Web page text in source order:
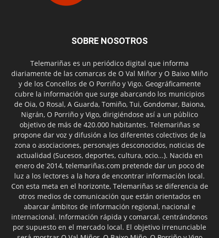
SOBRE NOSOTROS
Telemariñas es un periódico digital que informa
diariamente de las comarcas de O Val Miñor y O Baixo Miño
y de los Concellos de O Porriño y Vigo. Geográficamente
cubre la información que surge abarcando los municipios
de Oia, O Rosal, A Guarda, Tomiño, Tui, Gondomar, Baiona,
Nigrán, O Porriño y Vigo, dirigiéndose así a un público
objetivo de más de 420.000 habitantes. Telemariñas se
propone dar voz y difusión a los diferentes colectivos de la
zona o asociaciones, personajes desconocidos, noticias de
actualidad (Sucesos, deportes, cultura, ocio...). Nacida en
enero de 2014, telemariñas.com pretende dar un poco de
luz a los lectores a la hora de encontrar información local.
Con esta meta en el horizonte, Telemariñas se diferencia de
otros medios de comunicación que están orientados en
abarcar ámbitos de información regional, nacional e
internacional. Información rápida y comarcal, centrándonos
por supuesto en el mercado local. El objetivo irrenunciable